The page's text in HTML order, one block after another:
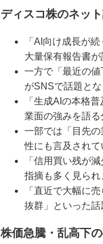
ディスコ株のネッ
「AI向け成長が
大量保有報告書
一方で「最近の
がSNSで話題とな
「生成AIの本格
業面の強みを語る
一部では「目先
性にも言及されて
「信用買い残が
指摘も多く見られ
「直近で大幅に
抜群」といった話
株価急騰・乱高下